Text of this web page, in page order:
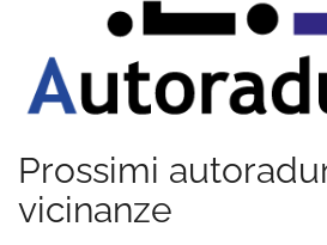
Prossimi
vicinanze